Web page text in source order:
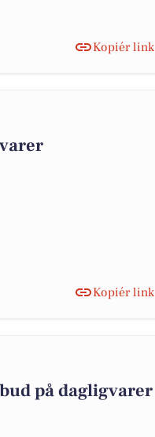
Kopiér link
Kopiér link
på dagligvarer